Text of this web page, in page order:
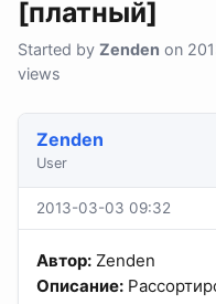
[платный]
Started by Zenden on
views
Zenden
User
2013-03-03 09:32
Автор: Zenden
Описание: